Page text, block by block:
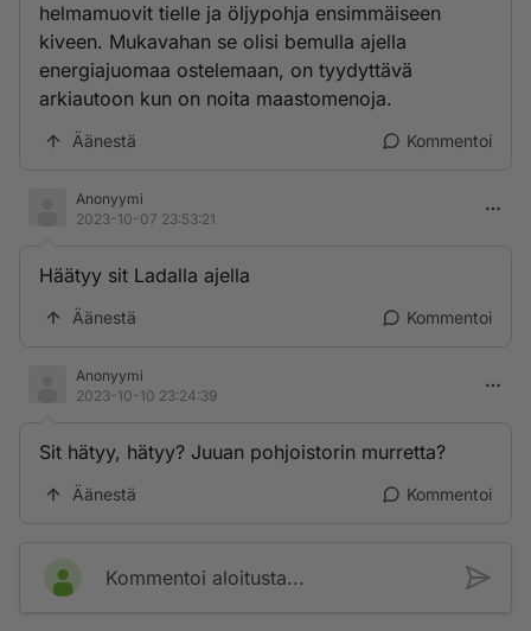
helmamuovit tielle ja öljypohja ensimmäiseen
kiveen. Mukavahan se olisi bemulla ajella
energiajuomaa ostelemaan, on tyydyttävä
arkiautoon kun on noita maastomenoja.
Äänestä Kommentoi
Anonyymi
2023-10-07 23:53:21
Häätyy sit Ladalla ajella
Äänestä Kommentoi
Anonyymi
2023-10-10 23:24:39
Sit hätyy, hätyy? Juuan pohjoistorin murretta?
Äänestä Kommentoi
Kommentoi aloitusta...